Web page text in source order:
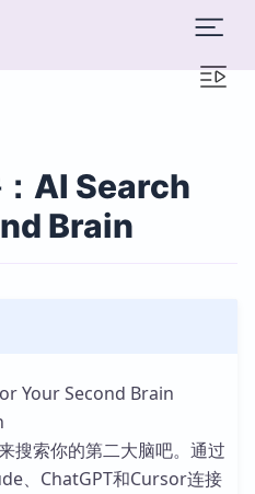
AI Search
Brain
Your Second Brain
搜索你的第二大脑吧。通过
、ChatGPT和Cursor连接